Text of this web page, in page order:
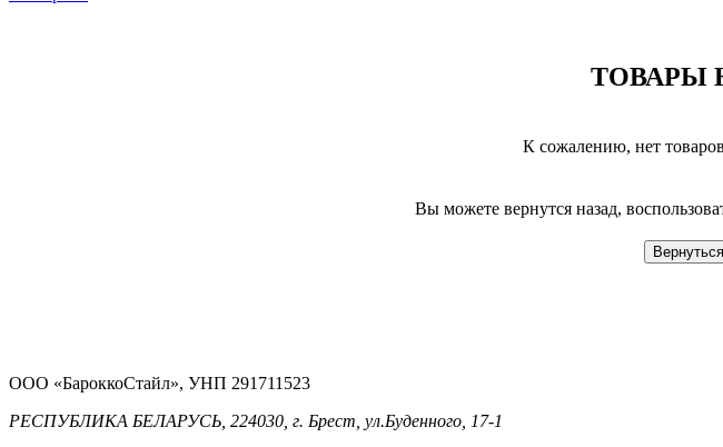
ТОВАРЫ
К сожалению, нет
Вы можете вернутся назад,
ООО «БароккоСтайл», УНП 291711523
РЕСПУБЛИКА БЕЛАРУСЬ, 224030, г. Брест, ул.Буденного, 17-1